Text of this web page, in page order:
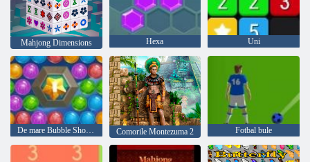
Mahjong Dimensions Hexa Uni
De mare Bubble Shooter Comorile Montezuma 2 Fotbal bule